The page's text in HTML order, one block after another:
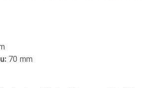
70 mm